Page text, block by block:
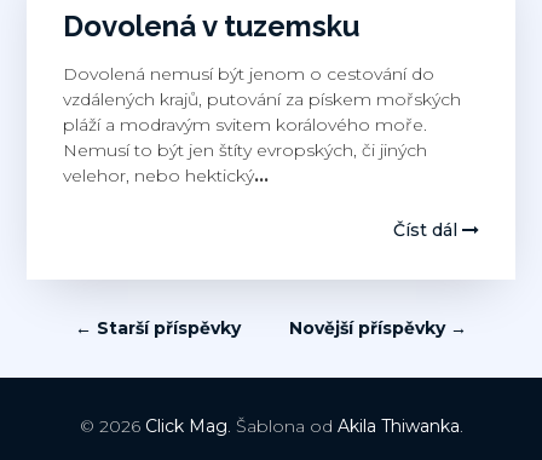
Dovolená v tuzemsku
Dovolená nemusí být jenom o cestování do
vzdálených krajů, putování za pískem mořských
pláží a modravým svitem korálového moře.
Nemusí to být jen štíty evropských, či jiných
velehor, nebo hektický…
Číst dál
Navigace
pro
příspěvky
← Starší příspěvky Novější příspěvky →
© 2026 Click Mag. Šablona od Akila Thiwanka.